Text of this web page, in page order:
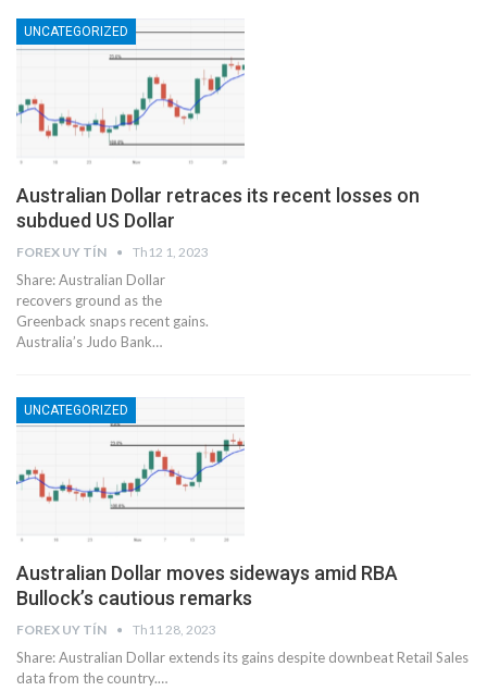
UNCATEGORIZED
Australian Dollar retraces its recent losses on
subdued US Dollar
FOREX UY TÍN Th12 1, 2023
Share: Australian Dollar
recovers ground as the
Greenback snaps recent gains.
Australia’s Judo Bank…
UNCATEGORIZED
Australian Dollar moves sideways amid RBA
Bullock’s cautious remarks
FOREX UY TÍN Th11 28, 2023
Share: Australian Dollar extends its gains despite downbeat Retail Sales
data from the country.…